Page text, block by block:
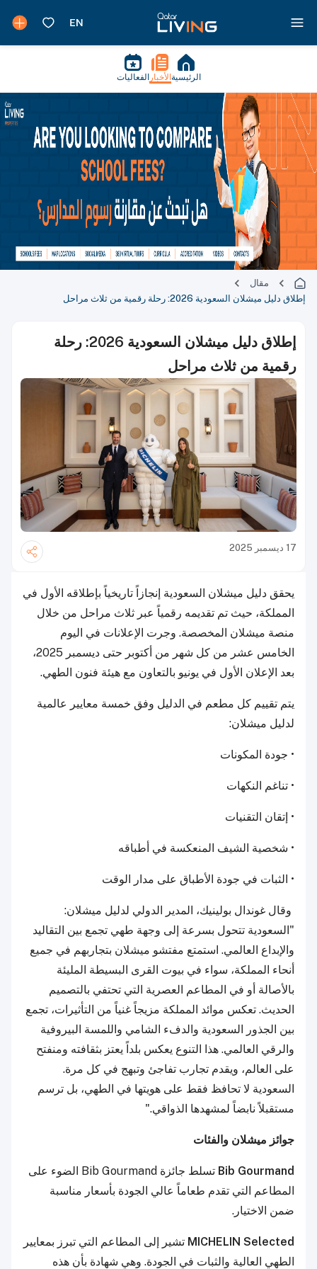
الرئيسية الأخبار الفعاليات
مقال
إطلاق دليل ميشلان السعودية 2026: رحلة رقمية من ثلاث مراحل
إطلاق دليل ميشلان السعودية 2026: رحلة
رقمية من ثلاث مراحل
17 ديسمبر 2025
يحقق دليل ميشلان السعودية إنجازاً تاريخياً بإطلاقه الأول في
المملكة، حيث تم تقديمه رقمياً عبر ثلاث مراحل من خلال
منصة ميشلان المخصصة. وجرت الإعلانات في اليوم
الخامس عشر من كل شهر من أكتوبر حتى ديسمبر 2025،
بعد الإعلان الأول في يونيو بالتعاون مع هيئة فنون الطهي.
يتم تقييم كل مطعم في الدليل وفق خمسة معايير عالمية
لدليل ميشلان:
• جودة المكونات
• تناغم النكهات
• إتقان التقنيات
• شخصية الشيف المنعكسة في أطباقه
• الثبات في جودة الأطباق على مدار الوقت
وقال غوندال بولينيك، المدير الدولي لدليل ميشلان:
"السعودية تتحول بسرعة إلى وجهة طهي تجمع بين التقاليد
والإبداع العالمي. استمتع مفتشو ميشلان بتجاربهم في جميع
أنحاء المملكة، سواء في بيوت القرى البسيطة المليئة
بالأصالة أو في المطاعم العصرية التي تحتفي بالتصميم
الحديث. تعكس موائد المملكة مزيجاً غنياً من التأثيرات، تجمع
بين الجذور السعودية والدفء الشامي واللمسة البيروفية
والرقي العالمي. هذا التنوع يعكس بلداً يعتز بثقافته ومنفتح
على العالم، ويقدم تجارب تفاجئ وتبهج في كل مرة.
السعودية لا تحافظ فقط على هويتها في الطهي، بل ترسم
مستقبلاً نابضاً لمشهدها الذواقي."
جوائز ميشلان والفئات
Bib Gourmand
تسلط جائزة Bib Gourmand الضوء على
المطاعم التي تقدم طعاماً عالي الجودة بأسعار مناسبة
ضمن الاختيار.
MICHELIN Selected تشير إلى المطاعم التي تبرز بمعايير
الطهي العالية والثبات في الجودة. وهي شهادة بأن هذه